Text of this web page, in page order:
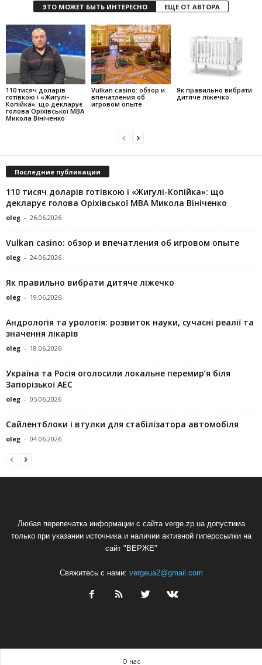
ЭТО МОЖЕТ БЫТЬ ИНТЕРЕСНО ЕЩЕ ОТ АВТОРА
110 тисяч доларів
готівкою і «Жигулі-
Копійка»: що декларує
голова Оріхівської МВА
Микола Вініченко
Vulkan casino: обзор и
впечатления об
игровом опыте
Як правильно вибрати
дитяче ліжечко
Последние публикации
110 тисяч доларів готівкою і «Жигулі-Копійка»: що
декларує голова Оріхівської МВА Микола Вініченко
oleg - 26.06.2026
Vulkan casino: обзор и впечатления об игровом опыте
oleg - 24.06.2026
Як правильно вибрати дитяче ліжечко
oleg - 19.06.2026
Андрологія та урологія: розвиток науки, сучасні реалії та
значення лікарів
oleg - 18.06.2026
Україна та Росія оголосили локальне перемир’я біля
Запорізької АЕС
oleg - 05.06.2026
Сайлентблоки і втулки для стабілізатора автомобіля
oleg - 04.06.2026
Любая перепечатка информации с сайта verge.zp.ua допустима
только при указании источника и наличии активной гиперссылки на
сайт "ВЕРЖЕ"
Свяжитесь с нами: vergeua2@gmail.com
О нас